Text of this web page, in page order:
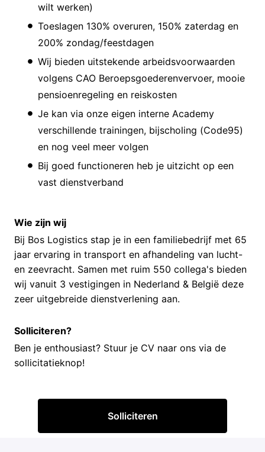
wilt werken)
Toeslagen 130% overuren, 150% zaterdag en
200% zondag/feestdagen
Wij bieden uitstekende arbeidsvoorwaarden
volgens CAO Beroepsgoederenvervoer, mooie
pensioenregeling en reiskosten
Je kan via onze eigen interne Academy
verschillende trainingen, bijscholing (Code95)
en nog veel meer volgen
Bij goed functioneren heb je uitzicht op een
vast dienstverband
Wie zijn wij
Bij Bos Logistics stap je in een familiebedrijf met 65
jaar ervaring in transport en afhandeling van lucht-
en zeevracht. Samen met ruim 550 collega's bieden
wij vanuit 3 vestigingen in Nederland & België deze
zeer uitgebreide dienstverlening aan.
Solliciteren?
Ben je enthousiast? Stuur je CV naar ons via de
sollicitatieknop!
Solliciteren